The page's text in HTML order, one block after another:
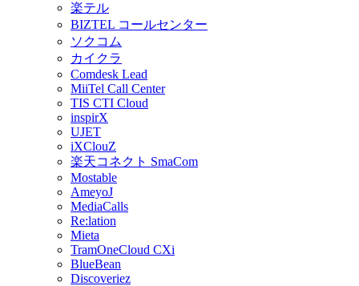
楽テル
BIZTEL コールセンター
ソクコム
カイクラ
Comdesk Lead
MiiTel Call Center
TIS CTI Cloud
inspirX
UJET
iXClouZ
楽天コネクト SmaCom
Mostable
AmeyoJ
MediaCalls
Re:lation
Mieta
TramOneCloud CXi
BlueBean
Discoveriez